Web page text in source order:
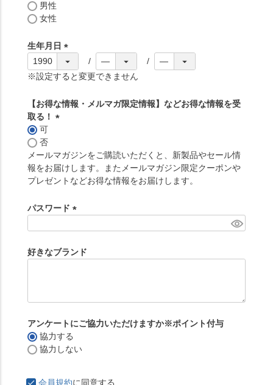
男性
女性
生年月日
(
必
)
※設定すると変更できません
【お得な情報・メルマガ限定情報】などお得な情報を受
取る！
須
)
可
否
メールマガジンをご購読いただくと、新製品やセール情
報をお届けします。またメールマガジン限定クーポンや
プレゼントなどお得な情報をお届けします。
パスワード
須
)
好きなブランド
アンケートにご協力いただけますか※ポイント付与
協力する
協力しない
会員規約に同意する